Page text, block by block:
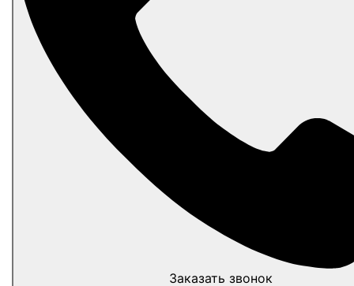
Заказать звонок